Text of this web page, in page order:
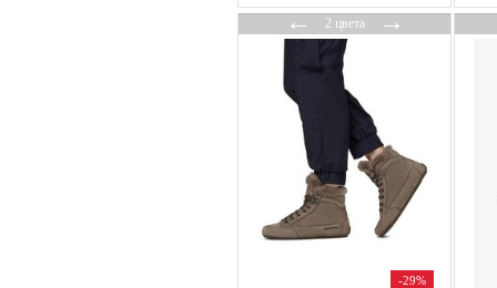
←2 цвета→
-29%